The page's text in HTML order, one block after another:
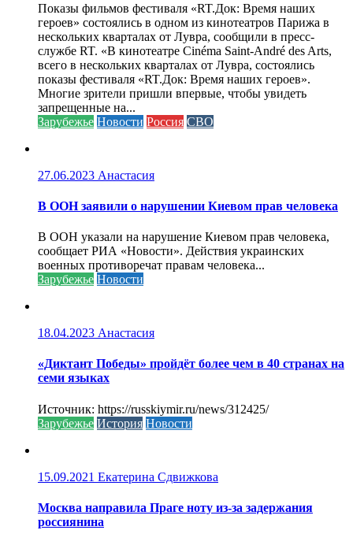
Показы фильмов фестиваля «RT.Док: Время наших
героев» состоялись в одном из кинотеатров Парижа в
нескольких кварталах от Лувра, сообщили в пресс-
службе RT. «В кинотеатре Cinéma Saint-André des Arts,
всего в нескольких кварталах от Лувра, состоялись
показы фестиваля «RT.Док: Время наших героев».
Многие зрители пришли впервые, чтобы увидеть
запрещенные на...
Зарубежье Новости Россия СВО
27.06.2023 Анастасия
В ООН заявили о нарушении Киевом прав человека
В ООН указали на нарушение Киевом прав человека,
сообщает РИА «Новости». Действия украинских
военных противоречат правам человека...
Зарубежье Новости
18.04.2023 Анастасия
«Диктант Победы» пройдёт более чем в 40 странах на
семи языках
Источник: https://russkiymir.ru/news/312425/
Зарубежье История Новости
15.09.2021 Екатерина Сдвижкова
Москва направила Праге ноту из-за задержания
россиянина